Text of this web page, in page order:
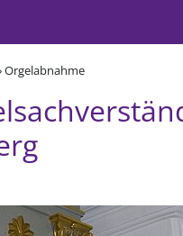
Orgelabnahme